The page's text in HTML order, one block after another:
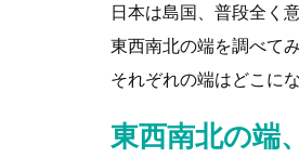
日本は島国、普段全く
東西南北の端を調べて
それぞれの端はどこに
東西南北の端